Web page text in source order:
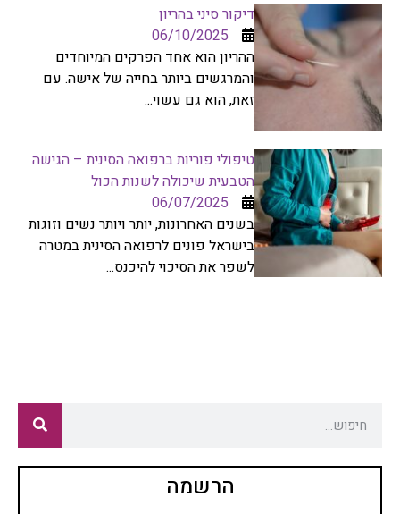
דיקור סיני בהריון
06/10/2025
ההריון הוא אחד הפרקים המיוחדים
והמרגשים ביותר בחייה של אישה. עם
זאת, הוא גם עשוי...
טיפולי פוריות ברפואה הסינית – הגישה
הטבעית שיכולה לשנות הכול
06/07/2025
בשנים האחרונות, יותר ויותר נשים וזוגות
בישראל פונים לרפואה הסינית במטרה
לשפר את הסיכוי להיכנס...
הרשמה